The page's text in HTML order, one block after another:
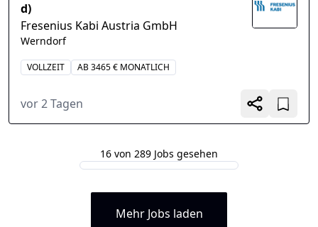
d)
Fresenius Kabi Austria GmbH
Werndorf
VOLLZEIT AB 3465 € MONATLICH
vor 2 Tagen
16 von 289 Jobs gesehen
Mehr Jobs laden